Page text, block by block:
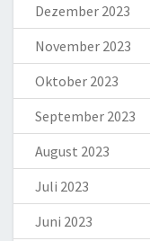
Dezember 2023
November 2023
Oktober 2023
September 2023
August 2023
Juli 2023
Juni 2023